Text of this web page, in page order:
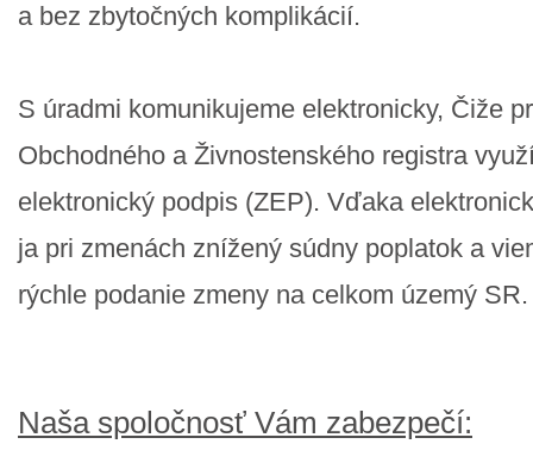
a bez zbytočných komplikácií.
S úradmi komunikujeme elektronicky, Čiže
Obchodného a Živnostenského registra
elektronický podpis (ZEP). Vďaka
ja pri zmenách znížený súdny poplatok a
rýchle podanie zmeny na celkom územý SR.
Naša spoločnosť Vám zabezpečí: